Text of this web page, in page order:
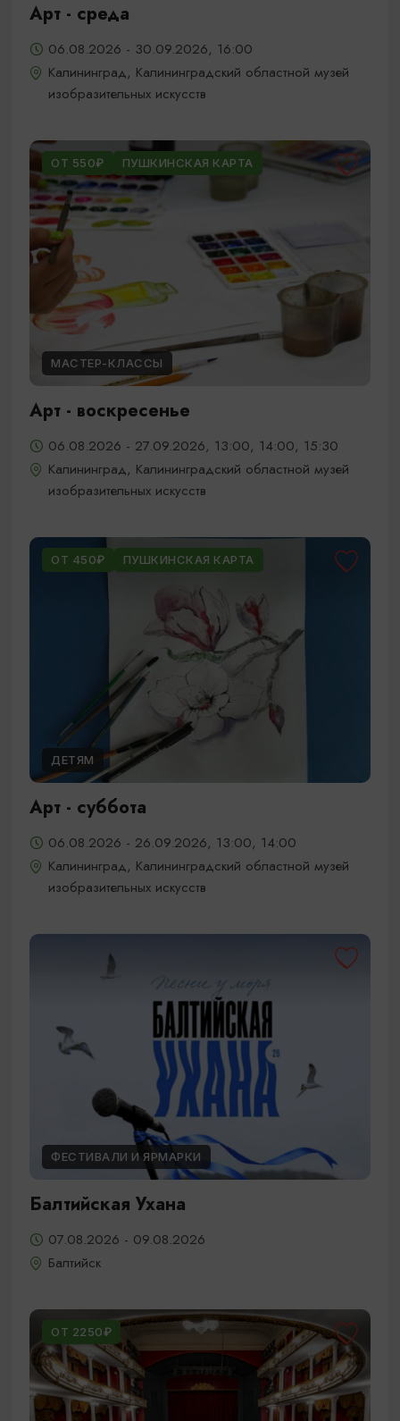
Арт - среда
06.08.2026 - 30.09.2026, 16:00
Калининград, Калининградский областной музей
изобразительных искусств
ОТ 550₽ ПУШКИНСКАЯ КАРТА
МАСТЕР-КЛАССЫ
Арт - воскресенье
06.08.2026 - 27.09.2026, 13:00, 14:00, 15:30
Калининград, Калининградский областной музей
изобразительных искусств
ОТ 450₽ ПУШКИНСКАЯ КАРТА
ДЕТЯМ
Арт - суббота
06.08.2026 - 26.09.2026, 13:00, 14:00
Калининград, Калининградский областной музей
изобразительных искусств
ФЕСТИВАЛИ И ЯРМАРКИ
Балтийская Ухана
07.08.2026 - 09.08.2026
Балтийск
ОТ 2250₽